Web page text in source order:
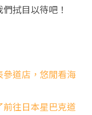
拭目以待吧！
道店，悠閒看海
往日本星巴克道